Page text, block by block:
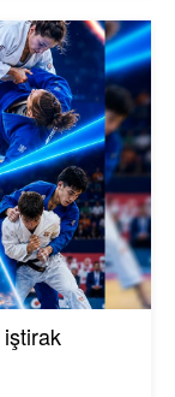
iştirak